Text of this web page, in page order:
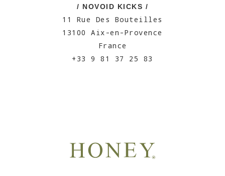
/ NOVOID KICKS /
11 Rue Des Bouteilles
13100 Aix-en-Provence
France
+33 9 81 37 25 83